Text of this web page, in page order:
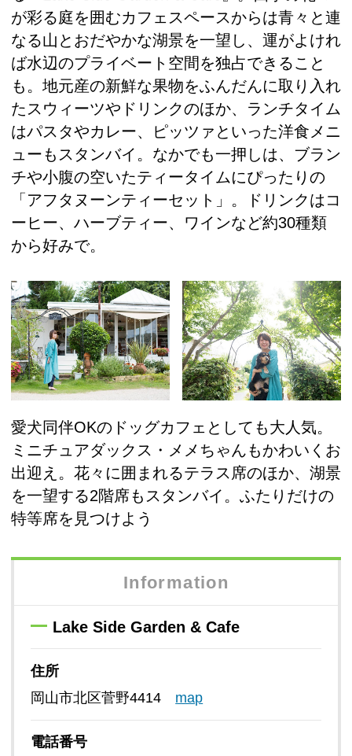
が彩る庭を囲むカフェスペースからは青々と連
なる山とおだやかな湖景を一望し、運がよけれ
ば水辺のプライベート空間を独占できること
も。地元産の新鮮な果物をふんだんに取り入れ
たスウィーツやドリンクのほか、ランチタイム
はパスタやカレー、ピッツァといった洋食メニ
ューもスタンバイ。なかでも一押しは、ブラン
チや小腹の空いたティータイムにぴったりの
「アフタヌーンティーセット」。ドリンクはコ
ーヒー、ハーブティー、ワインなど約30種類
から好みで。
愛犬同伴OKのドッグカフェとしても大人気。
ミニチュアダックス・メメちゃんもかわいくお
出迎え。花々に囲まれるテラス席のほか、湖景
を一望する2階席もスタンバイ。ふたりだけの
特等席を見つけよう
Information
Lake Side Garden & Cafe
住所
岡山市北区菅野4414 map
電話番号